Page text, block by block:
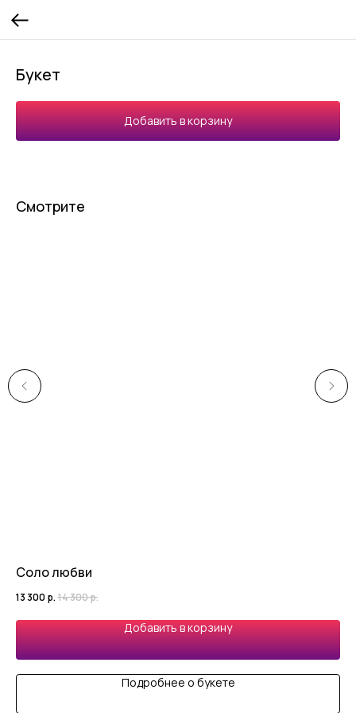
Букет
Добавить в корзину
Смотрите
Соло любви
13 300 р. 14 300р.
Добавить в корзину
Подробнее о букете